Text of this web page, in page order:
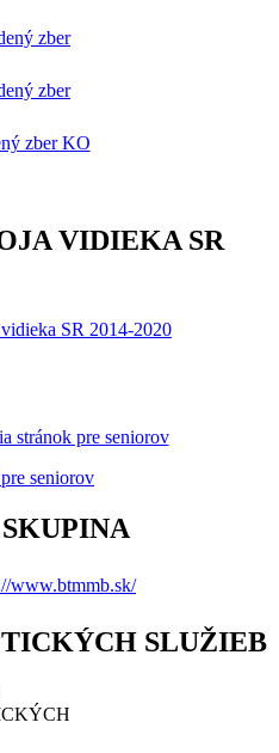
VIDIEKA SR
stránok pre seniorov
www.btmmb.sk/
SLUŽIEB